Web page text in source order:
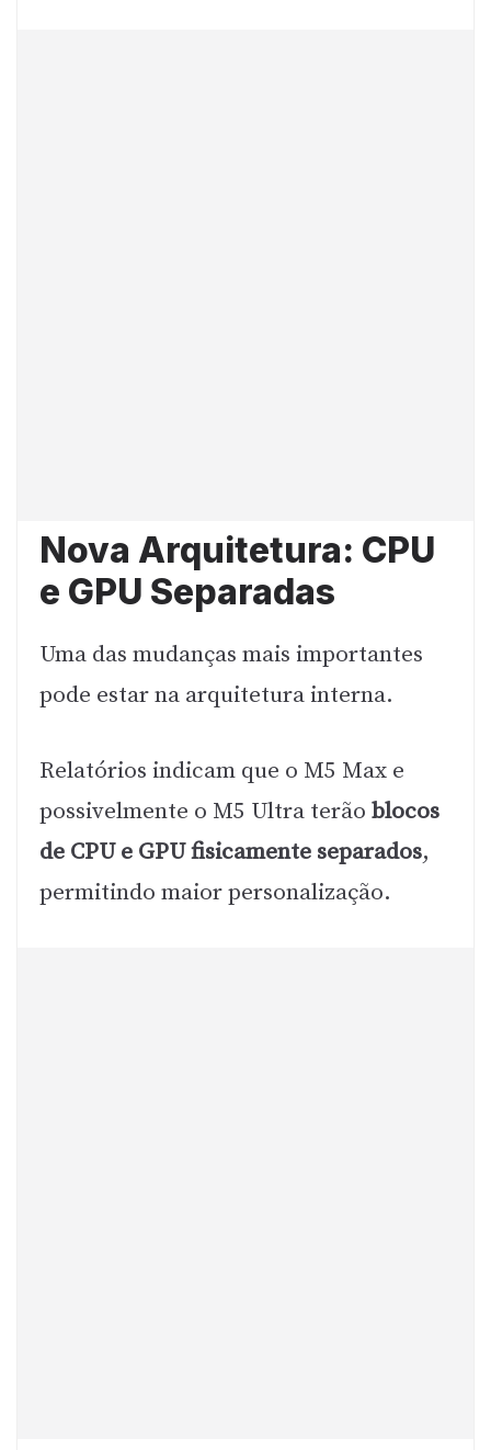
Nova Arquitetura: CPU
e GPU Separadas
Uma das mudanças mais importantes
pode estar na arquitetura interna.
Relatórios indicam que o M5 Max e
possivelmente o M5 Ultra terão blocos
de CPU e GPU fisicamente separados,
permitindo maior personalização.